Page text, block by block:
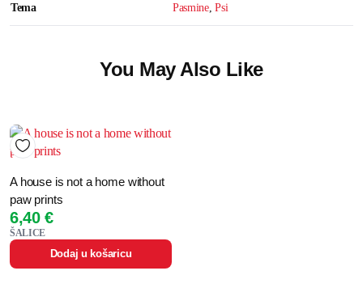
Tema Pasmine,Psi
You May Also Like
A house is not a home without
paw prints
6,40 €
ŠALICE
Dodaj u košaricu